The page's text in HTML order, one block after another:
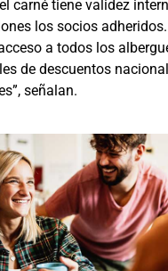
carné tiene validez
los socios adheridos.
a todos los
de descuentos
señalan.